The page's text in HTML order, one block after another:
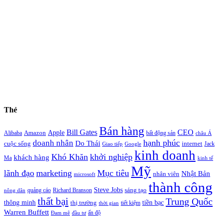
Thẻ
Alibaba Amazon Apple Bill Gates Bán hàng bất động sản CEO châu Á
cuộc sống doanh nhân Do Thái Giao tiếp Google hạnh phúc internet Jack
Ma khách hàng Khó Khăn khởi nghiệp kinh doanh kinh tế
lãnh đạo marketing microsoft Mục tiêu Mỹ nhân viên Nhật Bản
nông dân quảng cáo Richard Branson Steve Jobs sáng tạo thành công
thông minh thất bại thị trường thời gian tiết kiệm tiền bạc Trung Quốc
Warren Buffett Đam mê đầu tư ấn độ